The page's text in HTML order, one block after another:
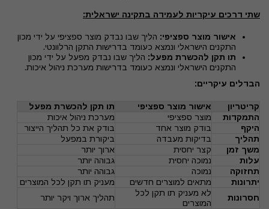
שתי דרכים עיקריות לעמידה בתקינה ישראלית:
אישור מוצר ספציפי: הליך שבו נבדק מוצר ספציפי על ידי מכון
התקנים הישראלי ונמצא כעומד בדרישות התקן הרלוונטי.
תו תקן להכשרת מפעל: הליך שבו נבדק מפעל על ידי מכון
התקנים הישראלי ונמצא כעומד בדרישות מערכת ניהול איכות.
הבדלים עיקריים:
קריטריון אישור מוצר ספציפי
תו תקן להכשרת מפעל
התמקדות
מוצר ספציפי
מערכת ניהול איכות
היקף
בודק מוצר אחד
בודק את כל תהליך הייצור
תהליך
בדיקות מעבדה
ביקורת במפעל
משך זמן
קצר יחסית
ארוך יותר
עלות
נמוכה יחסית
גבוהה יותר
תחזוקה
נמוכה
גבוהה יותר
יתרונות
מתאים למוצרים חדשים
מעניק תו תקן לכל המוצרים
חסרונות
לא מעניק תו תקן לכל
המוצרים
תהליך ארוך ויקר יותר